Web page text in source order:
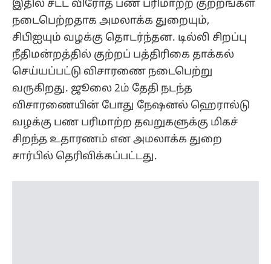
வழக்கு பண பரிமாற்ற தவறுகளுக்கு மிகச்
சிறந்த உதாரணம் என அமலாக்க துறை
சார்பில் தெரிவிக்கப்பட்டது.